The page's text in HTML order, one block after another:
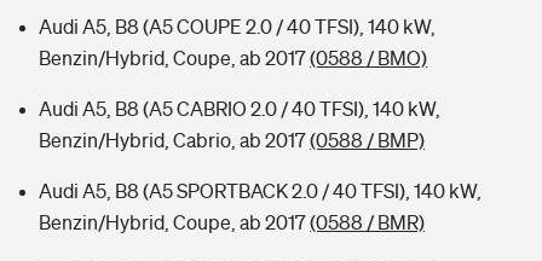
Audi A5, B8 (A5 COUPE 2.0 / 40 TFSI), 140 kW,
Benzin/Hybrid, Coupe, ab 2017(0588 / BMO)
Audi A5, B8 (A5 CABRIO 2.0 / 40 TFSI), 140 kW,
Benzin/Hybrid, Cabrio, ab 2017(0588 / BMP)
Audi A5, B8 (A5 SPORTBACK 2.0 / 40 TFSI), 140 kW,
Benzin/Hybrid, Coupe, ab 2017(0588 / BMR)